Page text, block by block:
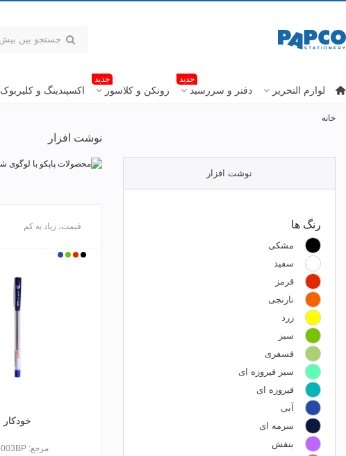
لوازم التحریر دفتر و سررسید
جدید
زونکن و کلاسور
جدید
اکسپندینگ و کلیربوک
خانه
نوشت افزار
رنگ ها
مشکی
سفید
قرمز
نارنجی
زرد
سبز
فسفری
سبز فیروزه ای
فیروزه ای
آبی
سرمه ای
بنفش
نوشت افزار
قیمت، زیاد به کم
مشکی
قرمز
سبز
آبی
خودکار
مرجع: PX-003BP